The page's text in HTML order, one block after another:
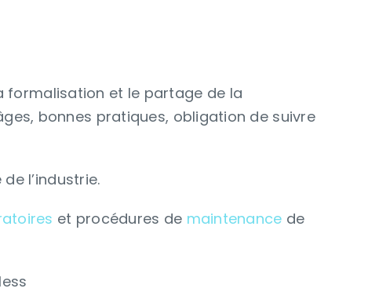
formalisation et le partage de la
bonnes pratiques, obligation de suivre
l’industrie.
et procédures de maintenance de